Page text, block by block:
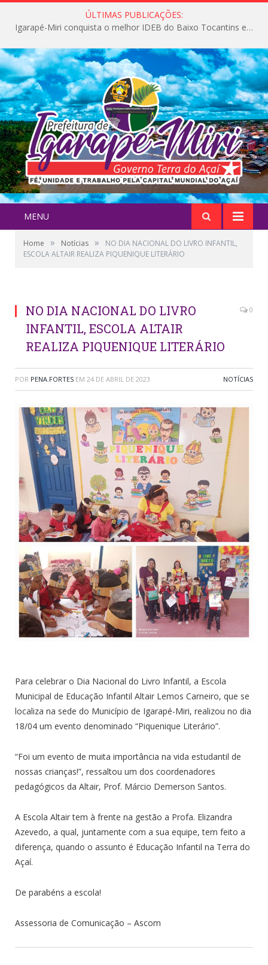
ÚLTIMAS PUBLICAÇÕES:
Igarapé-Miri conquista o melhor IDEB do Baixo Tocantins e avança na qualidade da educação pública
MENU
Home » Notícias »
NO DIA NACIONAL DO LIVRO INFANTIL,
ESCOLA ALTAIR REALIZA PIQUENIQUE LITERÁRIO
NO DIA NACIONAL DO LIVRO
INFANTIL, ESCOLA ALTAIR
REALIZA PIQUENIQUE LITERÁRIO
0
POR PENA.FORTES EM 24 DE ABRIL DE 2023 NOTÍCIAS
Para celebrar o Dia Nacional do Livro Infantil, a Escola
Municipal de Educação Infantil Altair Lemos Carneiro, que se
localiza na sede do Município de Igarapé-Miri, realizou no dia
18/04 um evento denominado “Piquenique Literário”.
“Foi um evento de muita importância na vida estudantil de
nossas crianças!”, ressaltou um dos coordenadores
pedagógicos da Altair, Prof. Márcio Demerson Santos.
A Escola Altair tem à frente na gestão a Profa. Elizandra
Azevedo, a qual, juntamente com a sua equipe, tem feito a
diferença, quando o assunto é Educação Infantil na Terra do
Açaí.
De parabéns a escola!
Assessoria de Comunicação – Ascom